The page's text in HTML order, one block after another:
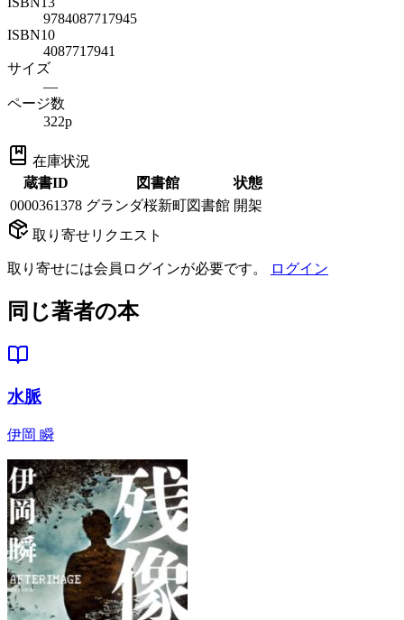
9784087717945
ISBN10
4087717941
サイズ
—
ページ数
322p
在庫状況
蔵書ID
図書館
状態
0000361378 グランダ桜新町図書館 開架
取り寄せリクエスト
取り寄せには会員ログインが必要です。 ログイン
同じ著者の本
水脈
伊岡 瞬